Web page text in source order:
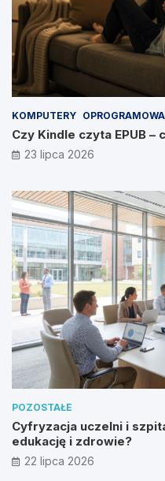
KOMPUTERY
Czy Kindle czyta EPUB
23 lipca 2026
POZOSTAŁE
Cyfryzacja uczelni i
edukację i zdrowie?
22 lipca 2026